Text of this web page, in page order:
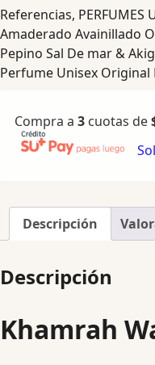
Referencias, PERFUMES
Amaderado Avainillado
Pepino Sal De mar &
Perfume Unisex Original
Compra a 3 cuotas de
Descripción
Descripción
Khamrah